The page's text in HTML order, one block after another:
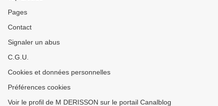
Pages
Contact
Signaler un abus
C.G.U.
Cookies et données personnelles
Préférences cookies
Voir le profil de M DERISSON sur le portail Canalblog